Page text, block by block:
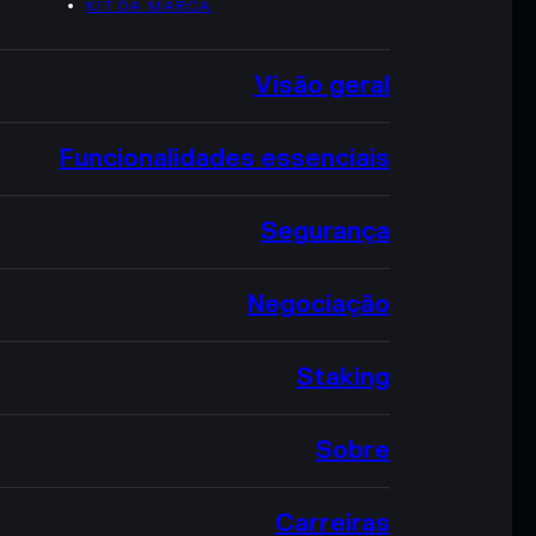
KIT DA MARCA
Visão geral
Funcionalidades essenciais
Segurança
Negociação
Staking
Sobre
Carreiras